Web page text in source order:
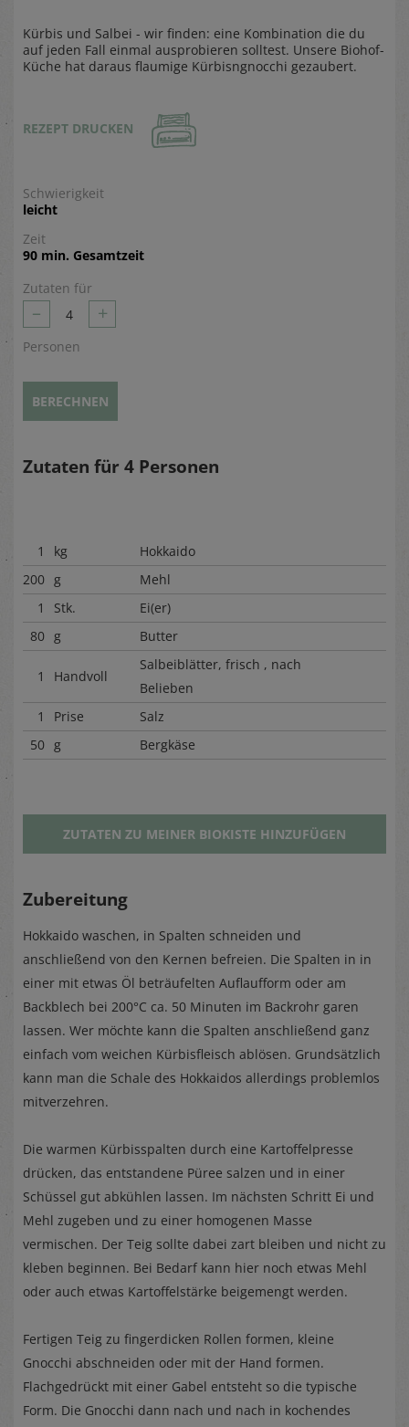
Kürbis und Salbei - wir finden: eine Kombination die du
auf jeden Fall einmal ausprobieren solltest. Unsere Biohof-
Küche hat daraus flaumige Kürbisngnocchi gezaubert.
REZEPT DRUCKEN
Schwierigkeit
leicht
Zeit
90 min. Gesamtzeit
Zutaten für
– 4 +
Personen
BERECHNEN
Zutaten für 4 Personen
1 kg
Hokkaido
200 g
Mehl
1
Stk.
Ei(er)
80 g Butter
1 Handvoll
Salbeiblätter, frisch , nach
Belieben
1
Prise
Salz
50 g Bergkäse
ZUTATEN ZU MEINER BIOKISTE HINZUFÜGEN
Zubereitung
Hokkaido waschen, in Spalten schneiden und
anschließend von den Kernen befreien. Die Spalten in in
einer mit etwas Öl beträufelten Auflaufform oder am
Backblech bei 200°C ca. 50 Minuten im Backrohr garen
lassen. Wer möchte kann die Spalten anschließend ganz
einfach vom weichen Kürbisfleisch ablösen. Grundsätzlich
kann man die Schale des Hokkaidos allerdings problemlos
mitverzehren.
Die warmen Kürbisspalten durch eine Kartoffelpresse
drücken, das entstandene Püree salzen und in einer
Schüssel gut abkühlen lassen. Im nächsten Schritt Ei und
Mehl zugeben und zu einer homogenen Masse
vermischen. Der Teig sollte dabei zart bleiben und nicht zu
kleben beginnen. Bei Bedarf kann hier noch etwas Mehl
oder auch etwas Kartoffelstärke beigemengt werden.
Fertigen Teig zu fingerdicken Rollen formen, kleine
Gnocchi abschneiden oder mit der Hand formen.
Flachgedrückt mit einer Gabel entsteht so die typische
Form. Die Gnocchi dann nach und nach in kochendes